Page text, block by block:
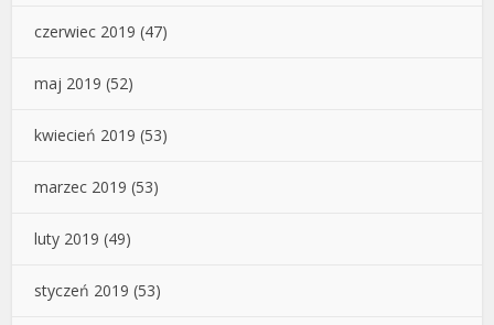
czerwiec 2019 (47)
maj 2019 (52)
kwiecień 2019 (53)
marzec 2019 (53)
luty 2019 (49)
styczeń 2019 (53)